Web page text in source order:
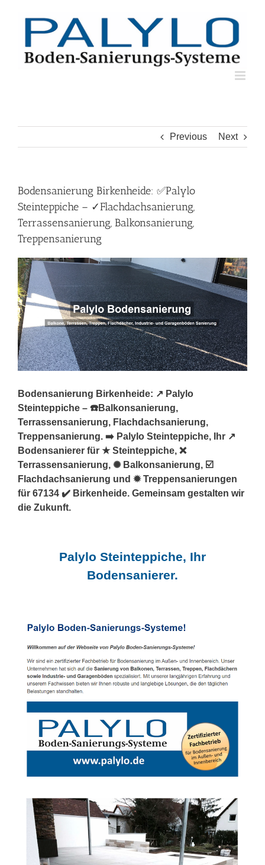
Previous Next
Bodensanierung Birkenheide: ✅Palylo
Steinteppiche – ✓Flachdachsanierung,
Terrassensanierung, Balkonsanierung,
Treppensanierung
Bodensanierung Birkenheide: ↗️ Palylo
Steinteppiche – ☎️Balkonsanierung,
Terrassensanierung, Flachdachsanierung,
Treppensanierung. ➡️ Palylo Steinteppiche, Ihr ↗️
Bodensanierer für ★ Steinteppiche, ❌
Terrassensanierung, ✺ Balkonsanierung, ☑️
Flachdachsanierung und ✹ Treppensanierungen
für 67134 ✔️ Birkenheide. Gemeinsam gestalten wir
die Zukunft.
Palylo Steinteppiche, Ihr
Bodensanierer.